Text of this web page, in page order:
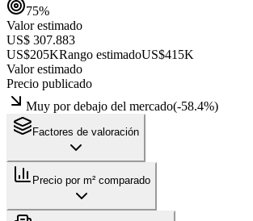
75%
Valor estimado
US$ 307.883
US$205KRango estimadoUS$415K
Valor estimado
Precio publicado
Muy por debajo del mercado(-58.4%)
Factores de valoración
Precio por m² comparado